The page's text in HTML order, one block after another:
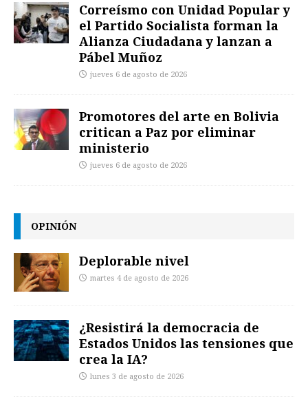
Correísmo con Unidad Popular y
el Partido Socialista forman la
Alianza Ciudadana y lanzan a
Pábel Muñoz
jueves 6 de agosto de 2026
Promotores del arte en Bolivia
critican a Paz por eliminar
ministerio
jueves 6 de agosto de 2026
OPINIÓN
Deplorable nivel
martes 4 de agosto de 2026
¿Resistirá la democracia de
Estados Unidos las tensiones que
crea la IA?
lunes 3 de agosto de 2026